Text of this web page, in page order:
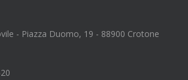
- Piazza Duomo, 19 - 88900 Crotone